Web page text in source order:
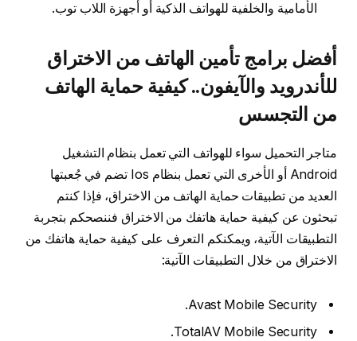
الأمامية والخلفية للهواتف الذكية أو أجهزة اللاب توب.
أفضل برامج تأمين الهاتف من الاختراق
للأندرويد والآيفون.. كيفية حماية الهاتف
من التجسس
متاجر التحميل سواء للهواتف التي تعمل بنظام التشغيل
Android أو الأخرى التي تعمل بنظام Ios تضم في جُعبتها
العديد من تطبيقات حماية الهاتف من الاختراق، فإذا كنتم
تبحثون عن كيفية حماية هاتفك من الاختراق فننصحكم بتجربة
التطبيقات الآتية، ويمكنكم التعرف على كيفية حماية هاتفك من
الاختراق من خلال التطبيقات الآتية:
Avast Mobile Security.
TotalAV Mobile Security.